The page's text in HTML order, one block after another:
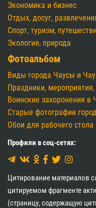
Экономика и бизнес
Отдых, досуг,
Спорт, туризм,
Экология, природа
Фотоальбом
Виды города Чаусы и
Праздники,
Воинские захоронения в
Старые фотографии
Обои для рабочего стола
Профили в соц-сетях:
Цитирование материалов
цитируемом фрагменте
(страницу, содержащую